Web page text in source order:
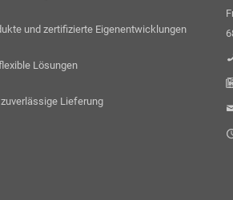
und zertifizierte Eigenentwicklungen
Lösungen
Lieferung